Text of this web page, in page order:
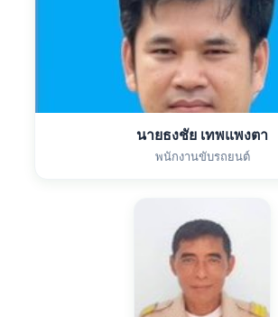
นายธงชัย เทพแพงตา
พนักงานขับรถยนต์